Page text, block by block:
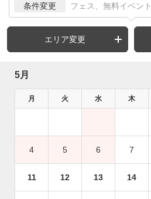
条件変更 フェス、無料イベント
エリア変更
5月
月 火 水 木
4 5 6 7
11 12 13 14